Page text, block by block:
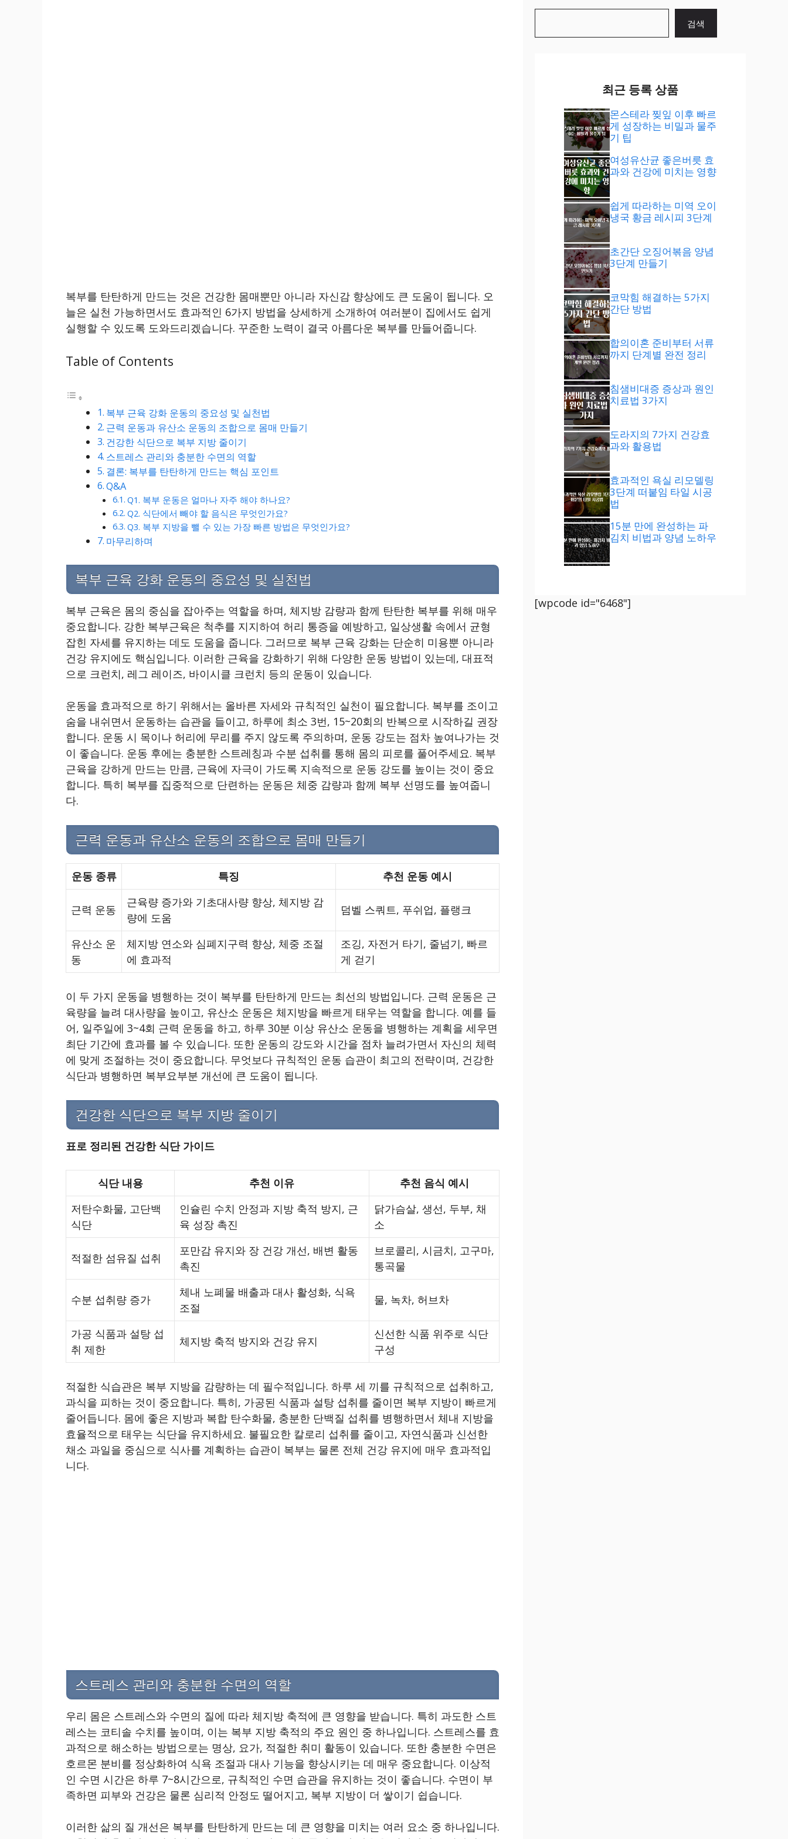
복부를 탄탄하게 만드는 것은 건강한 몸매뿐만 아니라 자신감 향상에도 큰 도움이 됩니다. 오
늘은 실천 가능하면서도 효과적인 6가지 방법을 상세하게 소개하여 여러분이 집에서도 쉽게
실행할 수 있도록 도와드리겠습니다. 꾸준한 노력이 결국 아름다운 복부를 만들어줍니다.
Table of Contents
복부 근육 강화 운동의 중요성 및 실천법
근력 운동과 유산소 운동의 조합으로 몸매 만들기
건강한 식단으로 복부 지방 줄이기
스트레스 관리와 충분한 수면의 역할
결론: 복부를 탄탄하게 만드는 핵심 포인트
Q&A
Q1. 복부 운동은 얼마나 자주 해야 하나요?
Q2. 식단에서 빼야 할 음식은 무엇인가요?
Q3. 복부 지방을 뺄 수 있는 가장 빠른 방법은 무엇인가요?
마무리하며
복부 근육 강화 운동의 중요성 및 실천법
복부 근육은 몸의 중심을 잡아주는 역할을 하며, 체지방 감량과 함께 탄탄한 복부를 위해 매우
중요합니다. 강한 복부근육은 척추를 지지하여 허리 통증을 예방하고, 일상생활 속에서 균형
잡힌 자세를 유지하는 데도 도움을 줍니다. 그러므로 복부 근육 강화는 단순히 미용뿐 아니라
건강 유지에도 핵심입니다. 이러한 근육을 강화하기 위해 다양한 운동 방법이 있는데, 대표적
으로 크런치, 레그 레이즈, 바이시클 크런치 등의 운동이 있습니다.
운동을 효과적으로 하기 위해서는 올바른 자세와 규칙적인 실천이 필요합니다. 복부를 조이고
숨을 내쉬면서 운동하는 습관을 들이고, 하루에 최소 3번, 15~20회의 반복으로 시작하길 권장
합니다. 운동 시 목이나 허리에 무리를 주지 않도록 주의하며, 운동 강도는 점차 높여나가는 것
이 좋습니다. 운동 후에는 충분한 스트레칭과 수분 섭취를 통해 몸의 피로를 풀어주세요. 복부
근육을 강하게 만드는 만큼, 근육에 자극이 가도록 지속적으로 운동 강도를 높이는 것이 중요
합니다. 특히 복부를 집중적으로 단련하는 운동은 체중 감량과 함께 복부 선명도를 높여줍니
다.
근력 운동과 유산소 운동의 조합으로 몸매 만들기
운동 종류 특징 추천 운동 예시
근력 운동
근육량 증가와 기초대사량 향상, 체지방 감
량에 도움
덤벨 스쿼트, 푸쉬업, 플랭크
유산소 운
동
체지방 연소와 심폐지구력 향상, 체중 조절
에 효과적
조깅, 자전거 타기, 줄넘기, 빠르
게 걷기
이 두 가지 운동을 병행하는 것이 복부를 탄탄하게 만드는 최선의 방법입니다. 근력 운동은 근
육량을 늘려 대사량을 높이고, 유산소 운동은 체지방을 빠르게 태우는 역할을 합니다. 예를 들
어, 일주일에 3~4회 근력 운동을 하고, 하루 30분 이상 유산소 운동을 병행하는 계획을 세우면
최단 기간에 효과를 볼 수 있습니다. 또한 운동의 강도와 시간을 점차 늘려가면서 자신의 체력
에 맞게 조절하는 것이 중요합니다. 무엇보다 규칙적인 운동 습관이 최고의 전략이며, 건강한
식단과 병행하면 복부요부분 개선에 큰 도움이 됩니다.
건강한 식단으로 복부 지방 줄이기
표로 정리된 건강한 식단 가이드
식단 내용 추천 이유
추천 음식 예시
저탄수화물, 고단백
식단
인슐린 수치 안정과 지방 축적 방지, 근
육 성장 촉진
닭가슴살, 생선, 두부, 채
소
적절한 섬유질 섭취
포만감 유지와 장 건강 개선, 배변 활동
촉진
브로콜리, 시금치, 고구마,
통곡물
수분 섭취량 증가
체내 노폐물 배출과 대사 활성화, 식욕
조절
물, 녹차, 허브차
가공 식품과 설탕 섭
취 제한
체지방 축적 방지와 건강 유지
신선한 식품 위주로 식단
구성
적절한 식습관은 복부 지방을 감량하는 데 필수적입니다. 하루 세 끼를 규칙적으로 섭취하고,
과식을 피하는 것이 중요합니다. 특히, 가공된 식품과 설탕 섭취를 줄이면 복부 지방이 빠르게
줄어듭니다. 몸에 좋은 지방과 복합 탄수화물, 충분한 단백질 섭취를 병행하면서 체내 지방을
효율적으로 태우는 식단을 유지하세요. 불필요한 칼로리 섭취를 줄이고, 자연식품과 신선한
채소 과일을 중심으로 식사를 계획하는 습관이 복부는 물론 전체 건강 유지에 매우 효과적입
니다.
스트레스 관리와 충분한 수면의 역할
우리 몸은 스트레스와 수면의 질에 따라 체지방 축적에 큰 영향을 받습니다. 특히 과도한 스트
레스는 코티솔 수치를 높이며, 이는 복부 지방 축적의 주요 원인 중 하나입니다. 스트레스를 효
과적으로 해소하는 방법으로는 명상, 요가, 적절한 취미 활동이 있습니다. 또한 충분한 수면은
호르몬 분비를 정상화하여 식욕 조절과 대사 기능을 향상시키는 데 매우 중요합니다. 이상적
인 수면 시간은 하루 7~8시간으로, 규칙적인 수면 습관을 유지하는 것이 좋습니다. 수면이 부
족하면 피부와 건강은 물론 심리적 안정도 떨어지고, 복부 지방이 더 쌓이기 쉽습니다.
이러한 삶의 질 개선은 복부를 탄탄하게 만드는 데 큰 영향을 미치는 여러 요소 중 하나입니다.
검색
최근 등록 상품
몬스테라 찢잎 이후 빠르
게 성장하는 비밀과 물주
기 팁
여성유산균 좋은버릇 효
과와 건강에 미치는 영향
쉽게 따라하는 미역 오이
냉국 황금 레시피 3단계
초간단 오징어볶음 양념
3단계 만들기
코막힘 해결하는 5가지
간단 방법
합의이혼 준비부터 서류
까지 단계별 완전 정리
침샘비대증 증상과 원인
치료법 3가지
도라지의 7가지 건강효
과와 활용법
효과적인 욕실 리모델링
3단계 떠붙임 타일 시공
법
15분 만에 완성하는 파
김치 비법과 양념 노하우
[wpcode id="6468"]